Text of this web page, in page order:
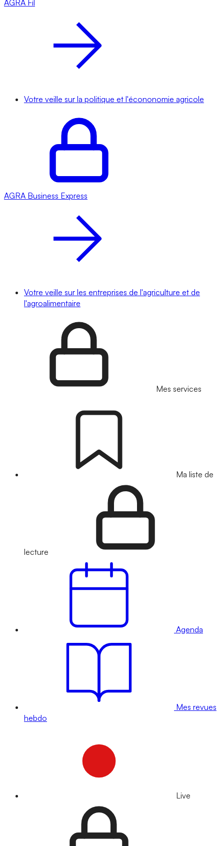
AGRA Fil
Votre veille sur la politique et l'écononomie agricole
AGRA Business Express
Votre veille sur les entreprises de l'agriculture et de
l'agroalimentaire
Mes services
Ma liste de
lecture
Agenda
Mes revues
hebdo
Live